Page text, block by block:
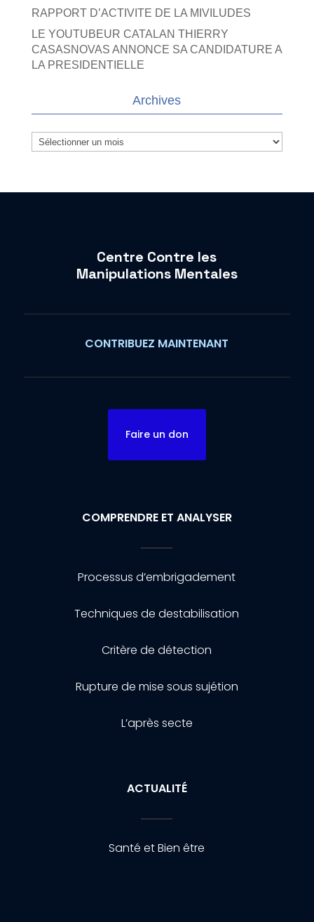
RAPPORT D’ACTIVITE DE LA MIVILUDES
LE YOUTUBEUR CATALAN THIERRY
CASASNOVAS ANNONCE SA CANDIDATURE A
LA PRESIDENTIELLE
Archives
Archives
Centre Contre les
Manipulations Mentales
CONTRIBUEZ MAINTENANT
Faire un don
COMPRENDRE ET ANALYSER
Processus d’embrigadement
Techniques de destabilisation
Critère de détection
Rupture de mise sous sujétion
L’après secte
ACTUALITÉ
Santé et Bien être